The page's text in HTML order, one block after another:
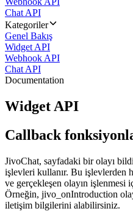
Chat API
Kategoriler
Genel Bakış
Widget API
Webhook API
Chat API
Documentation
Widget API
Callback
JivoChat, sayfadaki bir olayı
işlevleri kullanır. Bu işlevlerden
ve gerçekleşen olayın işlenmesi
Örneğin, jivo_onIntroduction
iletişim bilgilerini alabilirsiniz.